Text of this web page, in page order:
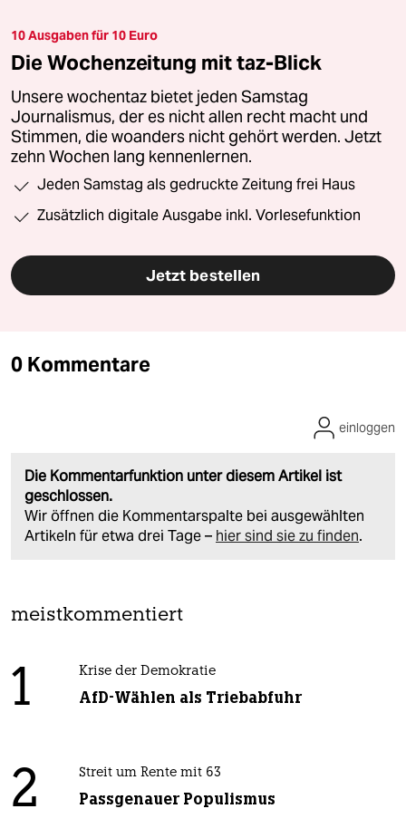
10 Ausgaben für 10 Euro
Die Wochenzeitung mit taz-Blick
Unsere wochentaz bietet jeden Samstag
Journalismus, der es nicht allen recht macht und
Stimmen, die woanders nicht gehört werden. Jetzt
zehn Wochen lang kennenlernen.
Jeden Samstag als gedruckte Zeitung frei Haus
Zusätzlich digitale Ausgabe inkl. Vorlesefunktion
Jetzt bestellen
0 Kommentare
Die Kommentarfunktion unter diesem Artikel ist
geschlossen.
Wir öffnen die Kommentarspalte bei ausgewählten
Artikeln für etwa drei Tage – hier sind sie zu finden.
einloggen
meistkommentiert
1 Krise der Demokratie
AfD-Wählen als Triebabfuhr
2 Streit um Rente mit 63
Passgenauer Populismus